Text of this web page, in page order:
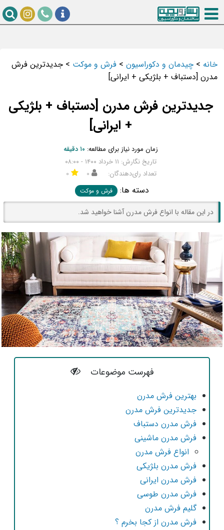
خانه>چیدمان و دکوراسیون>فرش و موکت>جدیدترین فرش
مدرن [دستباف + بلژیکی + ایرانی]
جدیدترین فرش مدرن [دستباف + بلژیکی
+ ایرانی]
زمان مورد نیاز برای مطالعه:۱۰ دقیقه
تاریخ نگارش: ۱۱ خرداد ۱۴۰۰ - ۰۸:۰۰
تعداد رای‌دهندگان:
۰ ۰
دسته ها: فرش و موکت
در این مقاله با انواع فرش مدرن آشنا خواهید شد.
فهرست موضوعات
بهترین فرش مدرن
جدیدترین فرش مدرن
فرش مدرن دستباف
فرش مدرن ماشینی
انواع فرش مدرن
فرش مدرن بلژیکی
فرش مدرن ایرانی
فرش مدرن طوسی
گلیم فرش مدرن
فرش مدرن از کجا بخرم ؟